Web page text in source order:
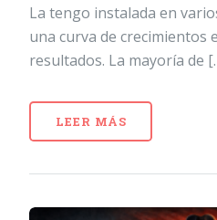
La tengo instalada en
una curva de crecimientos
resultados. La mayoría de
LEER MÁS